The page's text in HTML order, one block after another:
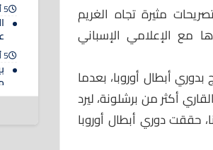
مثيرة تجاه الغريم
مع الإعلامي الإسباني
أبطال أوروبا، بعدما
أكثر من برشلونة، ليرد
حققت دوري أبطال أوروبا
5 أغسطس 2026
5 أغسطس 2026